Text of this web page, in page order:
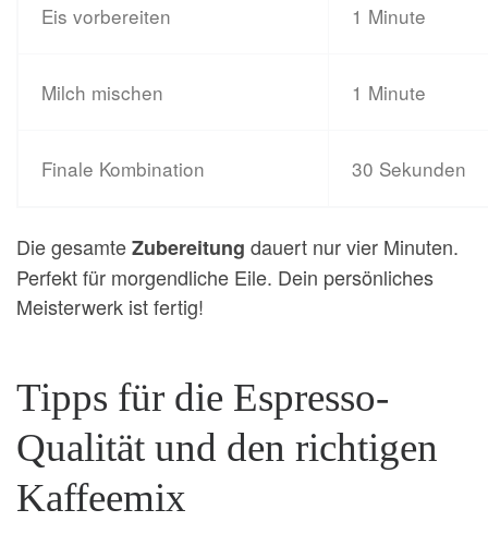
Eis vorbereiten 1 Minute
Milch mischen 1 Minute
Finale Kombination 30 Sekunden
Die gesamteZubereitung dauert nur vier Minuten.
Perfekt für morgendliche Eile. Dein persönliches
Meisterwerk ist fertig!
Tipps für die Espresso-
Qualität und den richtigen
Kaffeemix